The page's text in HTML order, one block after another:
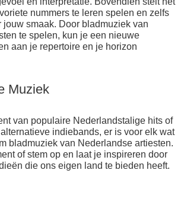
nummers te leren spelen en zelfs
jouw smaak. Door bladmuziek van
te spelen, kun je een nieuwe
aan je repertoire en je horizon
Muziek
van populaire Nederlandstalige hits of
indiebands, er is voor elk wat
bladmuziek van Nederlandse artiesten.
of stem op en laat je inspireren door
die ons eigen land te bieden heeft.